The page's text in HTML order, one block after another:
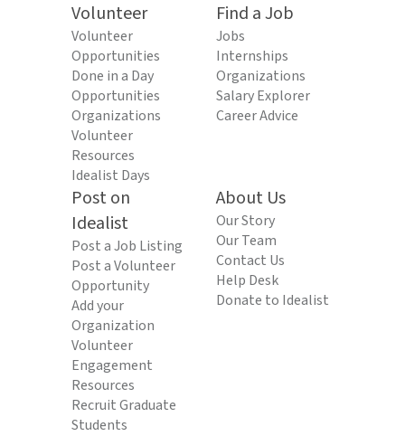
Volunteer
Volunteer
Opportunities
Done in a Day
Opportunities
Organizations
Volunteer
Resources
Idealist Days
Find a Job
Jobs
Internships
Organizations
Salary Explorer
Career Advice
Post on
Idealist
Post a Job Listing
Post a Volunteer
Opportunity
Add your
Organization
Volunteer
Engagement
Resources
Recruit Graduate
Students
About Us
Our Story
Our Team
Contact Us
Help Desk
Donate to Idealist